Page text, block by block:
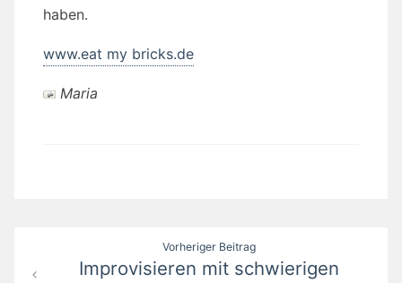
haben.
www.eat my bricks.de
Maria
Beitragsnavigation
Vorheriger Beitrag
Improvisieren mit schwierigen